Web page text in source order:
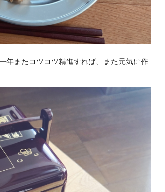
年またコツコツ精進すれば、また元気に作